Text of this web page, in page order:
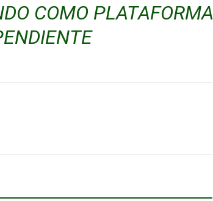
COMO PLATAFORMA